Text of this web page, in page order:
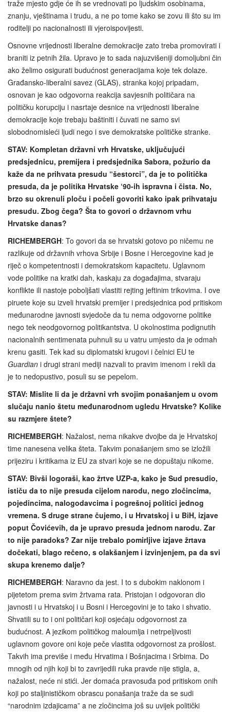
traže mjesto gdje će ih se vrednovati po ljudskim osobinama,
znanju, vještinama i trudu, a ne po tome kako se zovu ili što su im
roditelji po nacionalnosti ili vjeroispovijesti.
Osnovne vrijednosti liberalne demokracije zato treba promovirati i
braniti iz petnih žila. Upravo je to sada najuzvišeniji domoljubni čin
ako želimo osigurati budućnost generacijama koje tek dolaze.
Građansko-liberalni savez (GLAS), stranka kojoj pripadam,
osnovan je kao odgovorna reakcija savjesnih političara na
političku korupciju i nasrtaje desnice na vrijednosti liberalne
demokracije koje trebaju baštiniti i čuvati ne samo svi
slobodnomisleći ljudi nego i sve demokratske političke stranke.
STAV: Kompletan državni vrh Hrvatske, uključujući
predsjednicu, premijera i predsjednika Sabora, požurio da
kaže da ne prihvata presudu “šestorci”, da je to politička
presuda, da je politika Hrvatske ‘90-ih ispravna i čista. No,
brzo su okrenuli ploču i počeli govoriti kako ipak prihvataju
presudu. Zbog čega? Šta to govori o državnom vrhu
Hrvatske danas?
RICHEMBERGH: To govori da se hrvatski gotovo po ničemu ne
razlikuje od državnih vrhova Srbije i Bosne i Hercegovine kad je
riječ o kompetentnosti i demokratskom kapacitetu. Uglavnom
vode politike na kratki dah, kaskaju za događajima, stvaraju
konflikte ili nastoje poboljšati vlastiti rejting jeftinim trikovima. I ove
piruete koje su izveli hrvatski premijer i predsjednica pod pritiskom
međunarodne javnosti svjedoče da tu nema odgovorne politike
nego tek neodgovornog politikantstva. U okolnostima podignutih
nacionalnih sentimenata puhnuli su u vatru umjesto da je odmah
krenu gasiti. Tek kad su diplomatski krugovi i čelnici EU te
Guardian i drugi strani mediji nazvali to pravim imenom i rekli da
je to nedopustivo, posuli su se pepelom.
STAV: Mislite li da je državni vrh svojim ponašanjem u ovom
slučaju nanio štetu međunarodnom ugledu Hrvatske? Kolike
su razmjere štete?
RICHEMBERGH: Nažalost, nema nikakve dvojbe da je Hrvatskoj
time nanesena velika šteta. Takvim ponašanjem smo se izložili
prijeziru i kritikama iz EU za stvari koje se ne dopuštaju nikome.
STAV: Bivši logoraši, kao žrtve UZP-a, kako je Sud presudio,
ističu da to nije presuda cijelom narodu, nego zločincima,
pojedincima, nalogodavcima i pogrešnoj politici jednog
vremena. S druge strane čujemo, i u Hrvatskoj i u BiH, izjave
poput Čovićevih, da je upravo presuda jednom narodu. Zar
to nije paradoks? Zar nije trebalo pomirljive izjave žrtava
dočekati, blago rečeno, s olakšanjem i izvinjenjem, pa da svi
skupa krenemo dalje?
RICHEMBERGH: Naravno da jest. I to s dubokim naklonom i
pijetetom prema svim žrtvama rata. Pristojan i odgovoran dio
javnosti i u Hrvatskoj i u Bosni i Hercegovini je to tako i shvatio.
Shvatili su to i oni političari koji osjećaju odgovornost za
budućnost. A jezikom političkog maloumlja i netrpeljivosti
uglavnom govore oni koje peče vlastita odgovornost za prošlost.
Takvih ima previše i među Hrvatima i Bošnjacima i Srbima. Do
mnogih od njih koji bi to zavrijedili ruka pravde nije stigla, a,
nažalost, neće ni stići. Jer domaća pravosuđa pod pritiskom onih
koji po staljinističkom obrascu ponašanja traže da se sudi
“narodnim izdajicama” a ne zločincima još su uvijek politički